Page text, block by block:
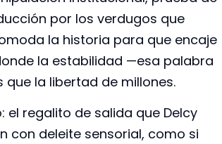
por los verdugos que
la historia para que encaje
la estabilidad —esa palabra
la libertad de millones.
el regalito de salida que Delcy
con deleite sensorial, como si